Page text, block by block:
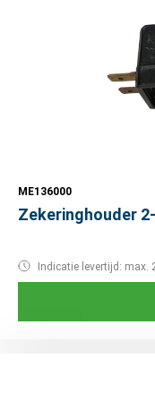
ME136000
Zekeringhouder
Indicatie levertijd: max.